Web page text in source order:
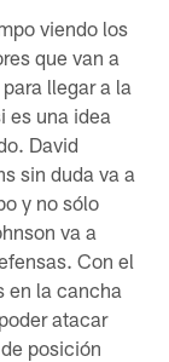
viendo los
que van a
llegar a la
es una idea
David
sin duda va a
y no sólo
va a
Con el
en la cancha
atacar
posición